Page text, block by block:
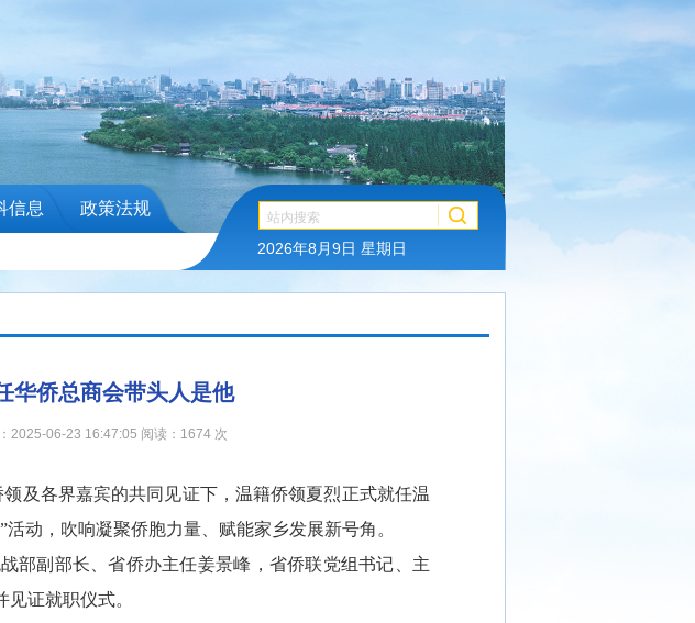
信息 政策法规
2026年8月9日 星期日
华侨总商会带头人是他
2025-06-23 16:47:05 阅读：1674 次
各界嘉宾的共同见证下，温籍侨领夏烈正式就任温
动，吹响凝聚侨胞力量、赋能家乡发展新号角。
副部长、省侨办主任姜景峰，省侨联党组书记、主
证就职仪式。